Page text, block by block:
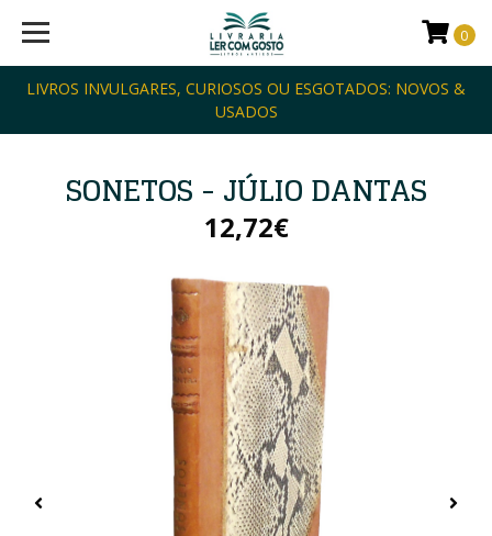
LIVROS INVULGARES, CURIOSOS OU ESGOTADOS: NOVOS &
USADOS
0
SONETOS - JÚLIO DANTAS
12,72€